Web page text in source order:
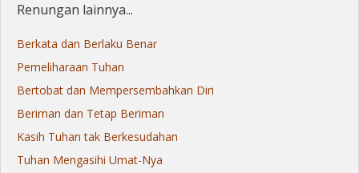
Renungan lainnya...
Berkata dan Berlaku Benar
Pemeliharaan Tuhan
Bertobat dan Mempersembahkan Diri
Beriman dan Tetap Beriman
Kasih Tuhan tak Berkesudahan
Tuhan Mengasihi Umat-Nya